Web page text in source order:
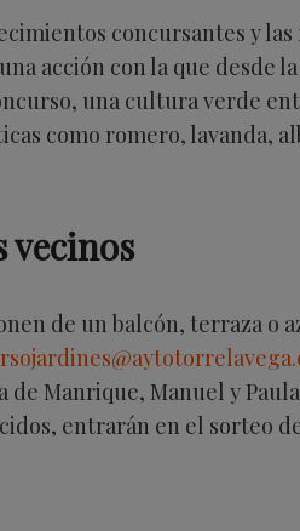
concursantes y
acción con la que desde
una cultura verde
como romero, lavanda,
vecinos
de un balcón, terraza o
Manrique, Manuel y
entrarán en el sorteo